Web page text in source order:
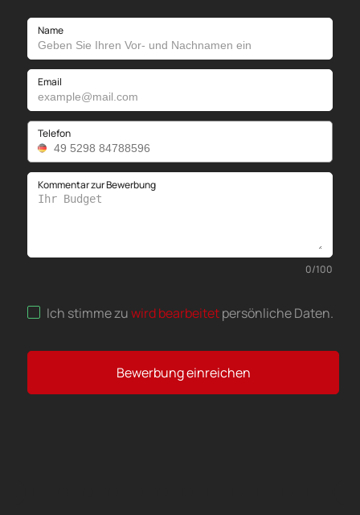
Name
Email
Telefon
Kommentar zur Bewerbung
0/100
Ich stimme zuwird bearbeitetpersönliche Daten.
Bewerbung einreichen